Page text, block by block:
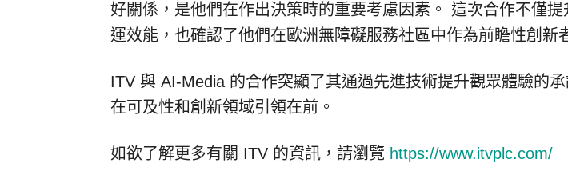
好關係，是他們在作出決策時的重要考慮因素。 這次合作不僅
運效能，也確認了他們在歐洲無障礙服務社區中作為前瞻性創新
ITV 與 AI-Media 的合作突顯了其通過先進技術提升觀眾體驗的
在可及性和創新領域引領在前。
如欲了解更多有關 ITV 的資訊，請瀏覽 https://www.itvplc.com/